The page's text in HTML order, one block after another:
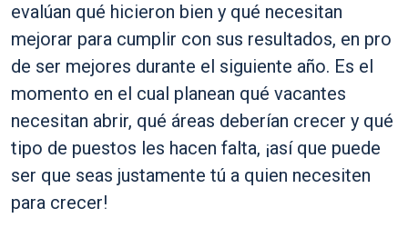
evalúan qué hicieron bien y qué necesitan
mejorar para cumplir con sus resultados, en pro
de ser mejores durante el siguiente año. Es el
momento en el cual planean qué vacantes
necesitan abrir, qué áreas deberían crecer y qué
tipo de puestos les hacen falta, ¡así que puede
ser que seas justamente tú a quien necesiten
para crecer!